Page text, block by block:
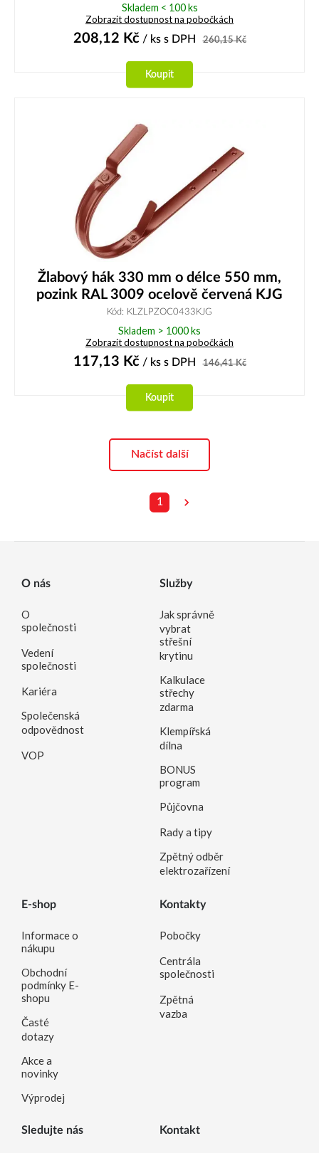
Skladem < 100 ks
Zobrazit dostupnost na pobočkách
208,12 Kč/ ks s DPH 260,15Kč
Koupit
Žlabový hák 330 mm o délce 550 mm,
pozink RAL 3009 ocelově červená KJG
Kód: KLZLPZOC0433KJG
Skladem > 1000 ks
Zobrazit dostupnost na pobočkách
117,13 Kč/ ks s DPH 146,41Kč
Koupit
Načíst další
1
O nás
O
společnosti
Vedení
společnosti
Kariéra
Společenská
odpovědnost
VOP
Služby
Jak správně
vybrat
střešní
krytinu
Kalkulace
střechy
zdarma
Klempířská
dílna
BONUS
program
Půjčovna
Rady a tipy
Zpětný odběr
elektrozařízení
E-shop
Informace o
nákupu
Obchodní
podmínky E-
shopu
Časté
dotazy
Akce a
novinky
Výprodej
Kontakty
Pobočky
Centrála
společnosti
Zpětná
vazba
Sledujte nás Kontakt